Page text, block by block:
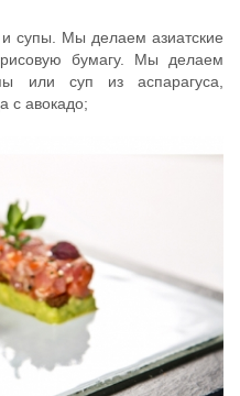
супы. Мы делаем азиатские
бумагу. Мы делаем
или суп из аспарагуса,
с авокадо;